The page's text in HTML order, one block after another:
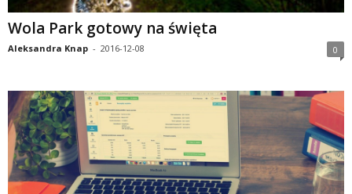
Wola Park gotowy na święta
Aleksandra Knap - 2016-12-08 0